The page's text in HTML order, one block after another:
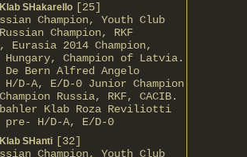
SHakarello [25]
Champion, Youth Club
Champion, RKF
Eurasia 2014 Champion,
Hungary, Champion of Latvia.
Bern Alfred Angelo
D-A, E/D-0 Junior Champion
Russia, RKF, CACIB.
Klab Roza Reviliotti
pre- H/D-A, E/D-0
SHanti [32]
Champion, Youth Club